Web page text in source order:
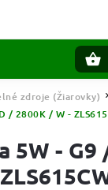
zdroje (Žiarovky) /
/ 2800K / W -
5W - G9